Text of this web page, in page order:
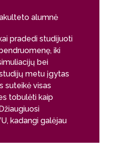
alumnė
pradedi studijuoti
iki
bei
metu įgytas
suteikė visas
tobulėti kaip
kadangi galėjau
kurie padėjo